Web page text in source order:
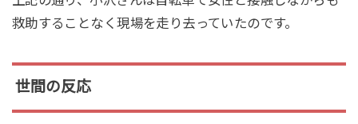
救助することなく現場を走り去っていたのです。
世間の反応